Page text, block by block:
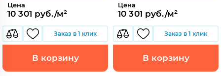
Цена
10 301 руб./м²
Заказ в 1 клик
В корзину
Цена
10 301 руб./м²
Заказ в 1 клик
В корзину